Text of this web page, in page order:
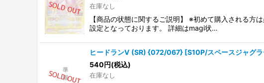
在庫なし
【商品の状態に関するご説明】 ※初めて購入される方
設定となっております。 詳細はmagi状…
ヒードランV (SR) {072/067} [S10P/スペースジャグ
540円(税込)
在庫なし